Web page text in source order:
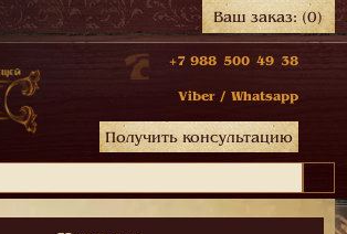
Ваш заказ:(0)
+7 988 500 49 38
Viber / Whatsapp
Получить консультацию